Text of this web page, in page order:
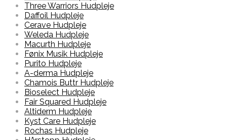
Three Warriors Hudpleje
Daffoil Hudpleje
Cerave Hudpleje
Weleda Hudpleje
Macurth Hudpleje
Fønix Musik Hudpleje
Purito Hudpleje
A-derma Hudpleje
Chamois Buttr Hudpleje
Bioselect Hudpleje
Fair Squared Hudpleje
Altiderm Hudpleje
Kyst Care Hudpleje
Rochas Hudpleje